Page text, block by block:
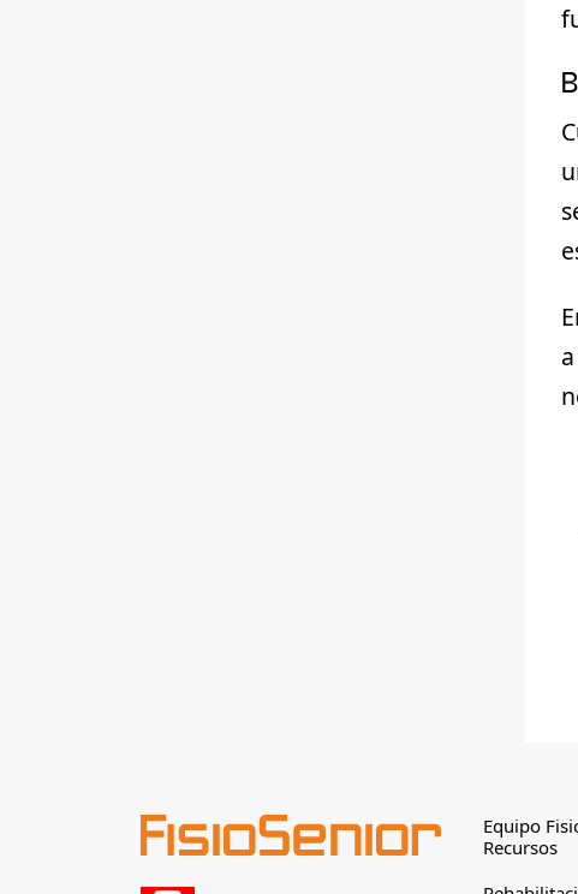
Equipo
Recursos